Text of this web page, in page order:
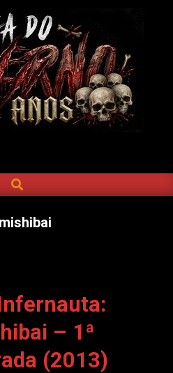
SEARCH
– 1ª
(2013)